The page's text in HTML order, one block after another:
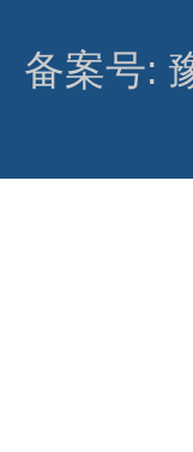
备案号: